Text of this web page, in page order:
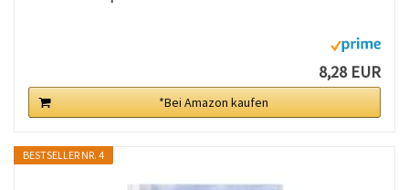
8,28 EUR
*Bei Amazon kaufen
BESTSELLER NR. 4